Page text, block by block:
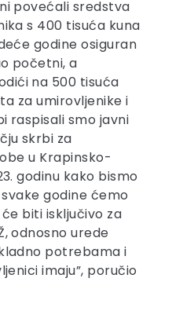
povećali sredstva
s 400 tisuća kuna
godine osiguran
početni, a
na 500 tisuća
za umirovljenike i
raspisali smo javni
skrbi za
u Krapinsko-
godinu kako bismo
godine ćemo
biti isključivo za
odnosno urede
potrebama i
imaju”, poručio